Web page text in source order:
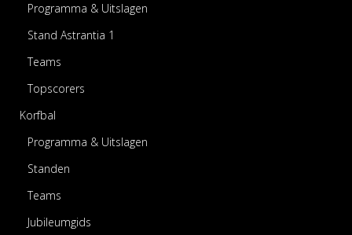
Programma & Uitslagen
Stand Astrantia 1
Teams
Topscorers
Korfbal
Programma & Uitslagen
Standen
Teams
Jubileumgids